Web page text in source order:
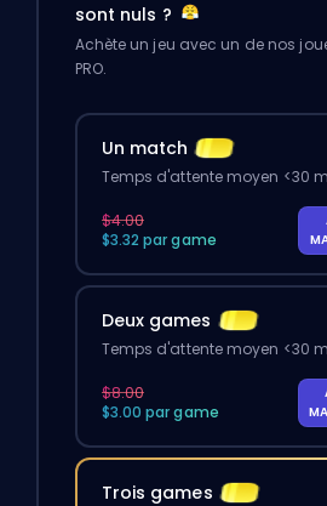
sont nuls ?
Achète un jeu avec un de nos
PRO.
Un match
Temps d'attente moyen <30
$4.00
$3.32 par game
Deux games
Temps d'attente moyen <30
$8.00
$3.00 par game
Trois games